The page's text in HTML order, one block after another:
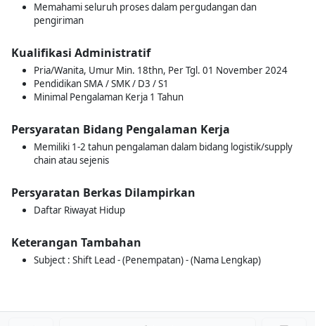
Memahami seluruh proses dalam pergudangan dan
pengiriman
Kualifikasi Administratif
Pria/Wanita, Umur Min. 18thn, Per Tgl. 01 November 2024
Pendidikan SMA / SMK / D3 / S1
Minimal Pengalaman Kerja 1 Tahun
Persyaratan Bidang Pengalaman Kerja
Memiliki 1-2 tahun pengalaman dalam bidang logistik/supply
chain atau sejenis
Persyaratan Berkas Dilampirkan
Daftar Riwayat Hidup
Keterangan Tambahan
Subject : Shift Lead - (Penempatan) - (Nama Lengkap)